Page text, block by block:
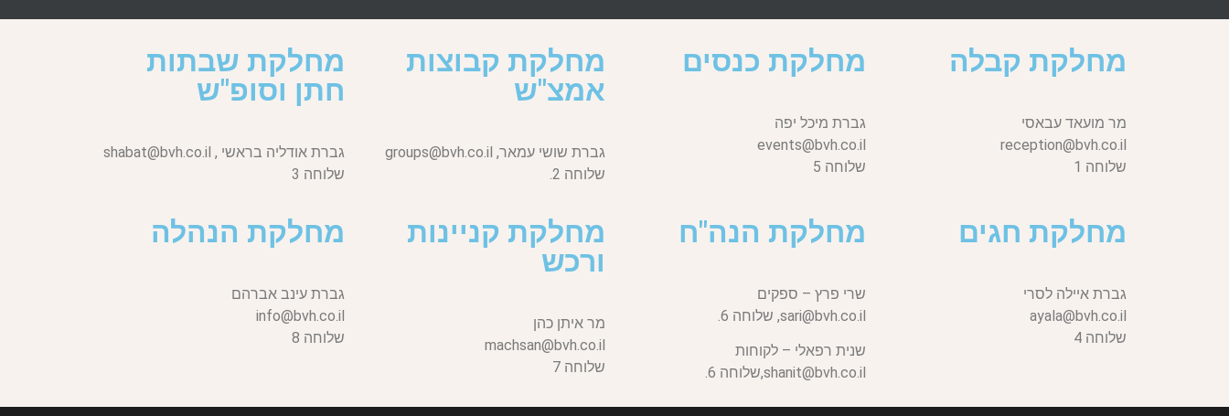
מחלקת קבלה
מר מועאד עבאסי
reception@bvh.co.il
שלוחה 1
מחלקת כנסים
גברת מיכל יפה
events@bvh.co.il
שלוחה 5
מחלקת קבוצות
אמצ"ש
גברת שושי עמאר, groups@bvh.co.il
שלוחה 2.
מחלקת שבתות
חתן וסופ"ש
גברת אודליה בראשי , shabat@bvh.co.il
שלוחה 3
מחלקת חגים
גברת איילה לסרי
ayala@bvh.co.il
שלוחה 4
מחלקת הנה"ח
שרי פרץ – ספקים
sari@bvh.co.il, שלוחה 6.
שנית רפאלי – לקוחות
shanit@bvh.co.il, שלוחה 6.
מחלקת קניינות
ורכש
מר איתן כהן
machsan@bvh.co.il
שלוחה 7
מחלקת הנהלה
גברת עינב אברהם
info@bvh.co.il
שלוחה 8